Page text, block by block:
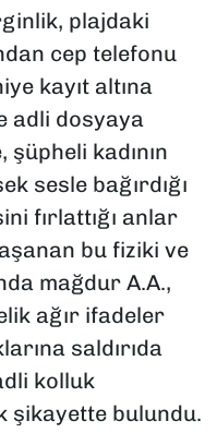
plajdaki
cep telefonu
kayıt altına
adli dosyaya
kadının
sesle bağırdığı
fırlattığı anlar
bu fiziki ve
mağdur A.A.,
ağır ifadeler
saldırıda
kolluk
şikayette bulundu.